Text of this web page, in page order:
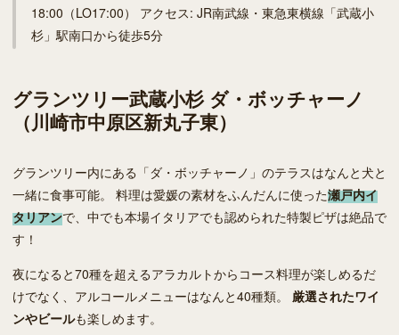
18:00（LO17:00） アクセス: JR南武線・東急東横線「武蔵小
杉」駅南口から徒歩5分
グランツリー武蔵小杉 ダ・ボッチャーノ
（川崎市中原区新丸子東）
グランツリー内にある「ダ・ボッチャーノ」のテラスはなんと犬と
一緒に食事可能。 料理は愛媛の素材をふんだんに使った瀬戸内イ
タリアンで、中でも本場イタリアでも認められた特製ピザは絶品で
す！
夜になると70種を超えるアラカルトからコース料理が楽しめるだ
けでなく、アルコールメニューはなんと40種類。 厳選されたワイ
ンやビールも楽しめます。